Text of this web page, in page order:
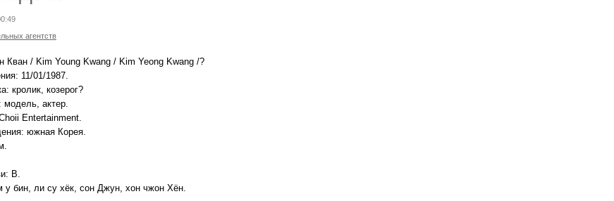
агентств
Кван / Kim Young Kwang / Kim Yeong Kwang /?
11/01/1987.
кролик, козерог?
актер.
Entertainment.
южная Корея.
B.
у бин, ли су хёк, сон Джун, хон чжон Хён.